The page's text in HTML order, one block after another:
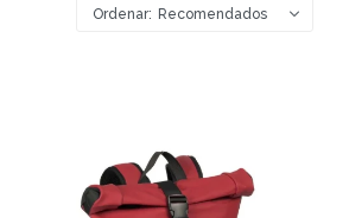
Recomendados